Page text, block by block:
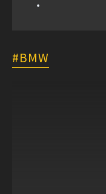
BMW